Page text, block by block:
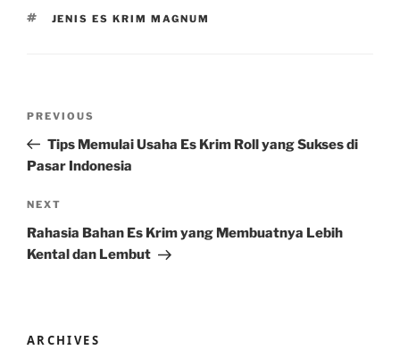
TAGS
JENIS ES KRIM MAGNUM
Previous
Post
PREVIOUS
Tips Memulai Usaha Es Krim Roll yang Sukses di
Pasar Indonesia
Next
Post
NEXT
Rahasia Bahan Es Krim yang Membuatnya Lebih
Kental dan Lembut
ARCHIVES